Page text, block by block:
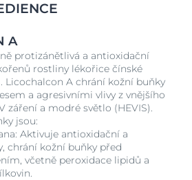
A
protizánětlivá a antioxidační
rostliny lékořice čínské
Licochalcon A chrání kožní buňky
a agresivními vlivy z vnějšího
záření a modré světlo (HEVIS).
jsou:
Aktivuje antioxidační a
chrání kožní buňky před
včetně peroxidace lipidů a